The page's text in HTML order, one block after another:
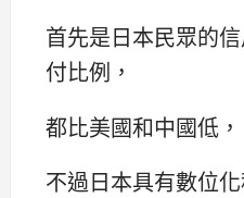
首先是日本民眾的
付比例，
都比美國和中國低，
不過日本具有數位